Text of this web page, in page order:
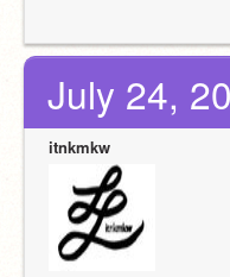
July 24,
itnkmkw